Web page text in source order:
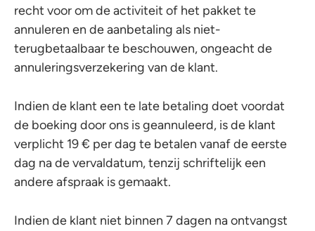
recht voor om de activiteit of het pakket te
annuleren en de aanbetaling als niet-
terugbetaalbaar te beschouwen, ongeacht de
annuleringsverzekering van de klant.
Indien de klant een te late betaling doet voordat
de boeking door ons is geannuleerd, is de klant
verplicht 19 € per dag te betalen vanaf de eerste
dag na de vervaldatum, tenzij schriftelijk een
andere afspraak is gemaakt.
Indien de klant niet binnen 7 dagen na ontvangst